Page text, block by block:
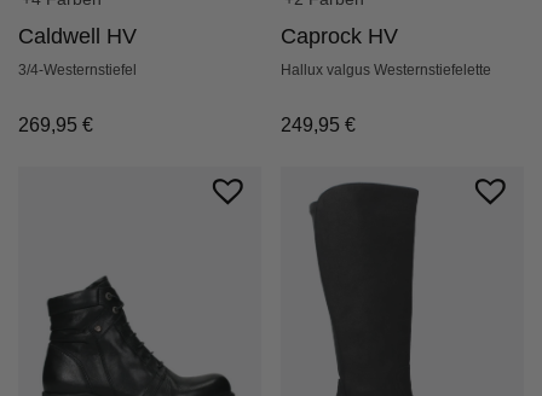
Caldwell HV
3/4-Westernstiefel
269,95 €
Caprock HV
Hallux valgus Westernstiefelette
249,95€